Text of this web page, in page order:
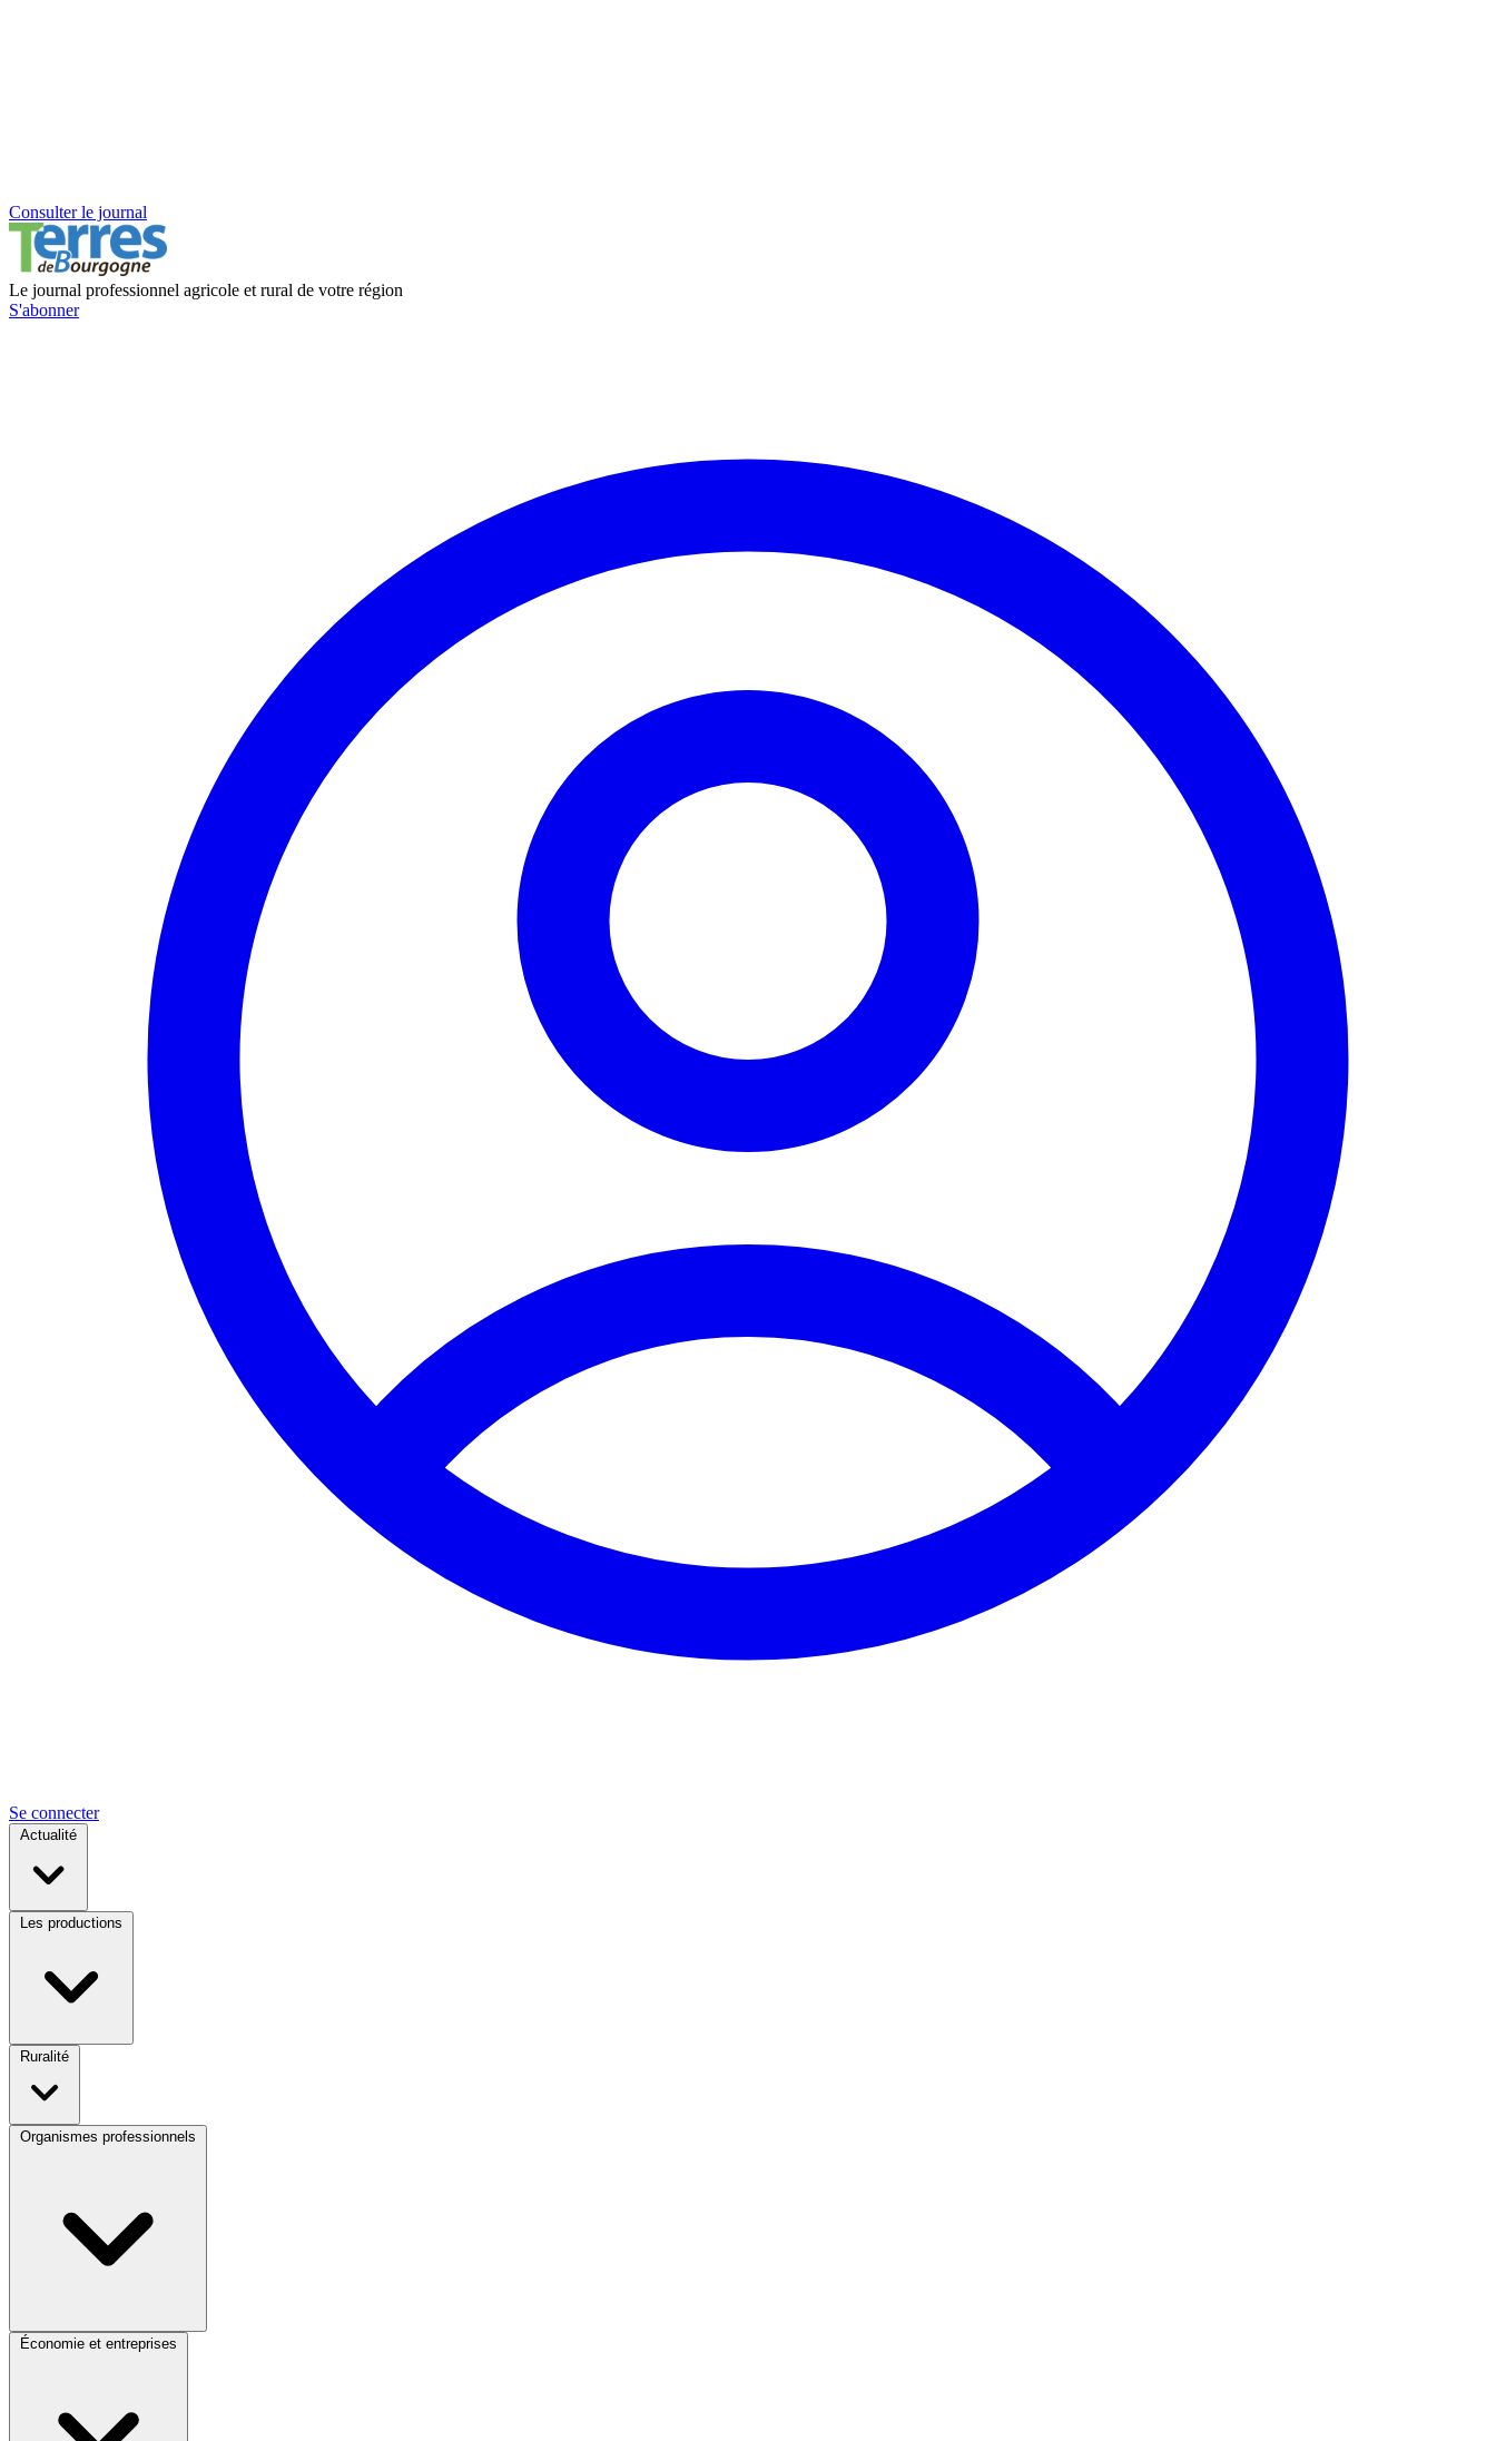
Consulter le journal
Le journal professionnel agricole et rural de votre région
S'abonner
Se connecter
Actualité
Les productions
Ruralité
Organismes professionnels
Économie et entreprises